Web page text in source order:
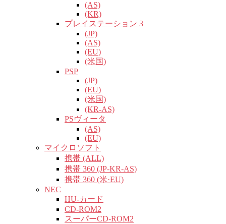
(AS)
(KR)
プレイステーション 3
(JP)
(AS)
(EU)
(米国)
PSP
(JP)
(EU)
(米国)
(KR-AS)
PSヴィータ
(AS)
(EU)
マイクロソフト
携帯 (ALL)
携帯 360 (JP-KR-AS)
携帯 360 (米·EU)
NEC
HU-カード
CD-ROM2
スーパーCD-ROM2